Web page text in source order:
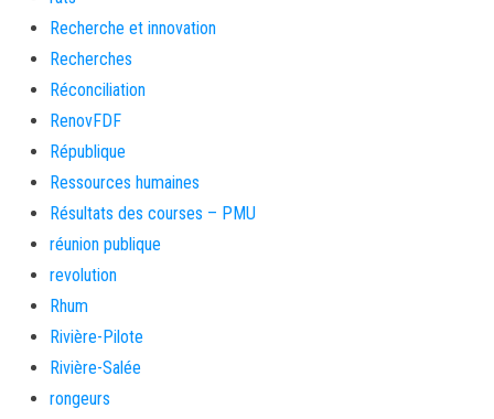
Recherche et innovation
Recherches
Réconciliation
RenovFDF
République
Ressources humaines
Résultats des courses – PMU
réunion publique
revolution
Rhum
Rivière-Pilote
Rivière-Salée
rongeurs